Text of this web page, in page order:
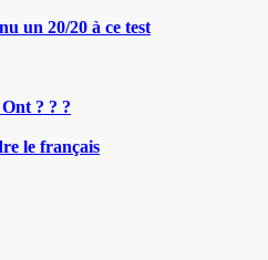
un 20/20 à ce test
? ? ?
le français